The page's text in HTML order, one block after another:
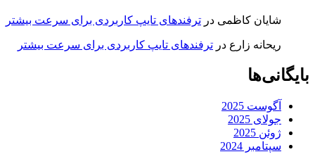
شایان کاظمی در ترفندهای تایپ کاربردی برای سرعت بیشتر
ریحانه زارع در ترفندهای تایپ کاربردی برای سرعت بیشتر
بایگانی‌ها
آگوست 2025
جولای 2025
ژوئن 2025
سپتامبر 2024